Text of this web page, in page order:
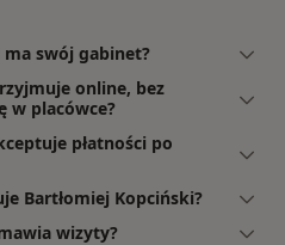
ma swój gabinet?
online, bez
w placówce?
płatności po
Bartłomiej Kopciński?
wizyty?